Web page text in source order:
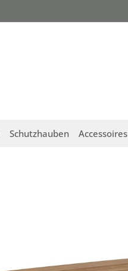
Schutzhauben Accessoires